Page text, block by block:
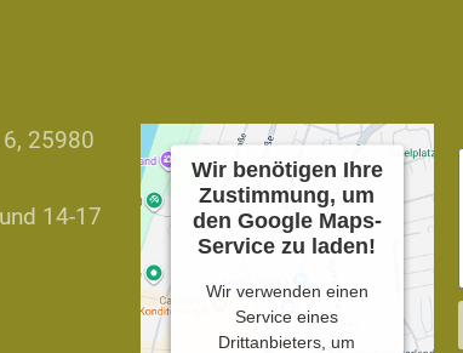
25980
14-17
Wir benötigen Ihre
Zustimmung, um
den Google Maps-
Service zu laden!
Wir verwenden einen
Service eines
Drittanbieters, um